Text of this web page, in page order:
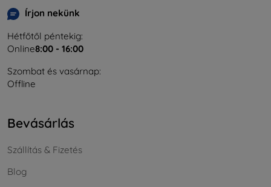
Írjon nekünk
Hétfőtől péntekig:
Online8:00 - 16:00
Szombat és vasárnap:
Offline
Bevásárlás
Szállítás & Fizetés
Blog